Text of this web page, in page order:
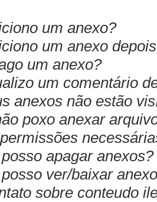
um anexo?
um anexo
um anexo?
um comentário
anexos não estão
poxo anexar
apagar anexos?
ver/baixar
sobre conteudo